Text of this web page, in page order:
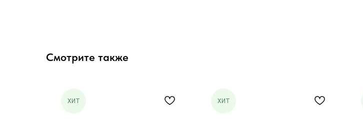
Смотрите также
ХИТ ХИТ